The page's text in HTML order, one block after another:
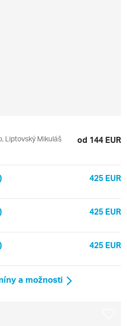
Liptovský Mikuláš od 144 EUR
425 EUR
425 EUR
425 EUR
a možnosti